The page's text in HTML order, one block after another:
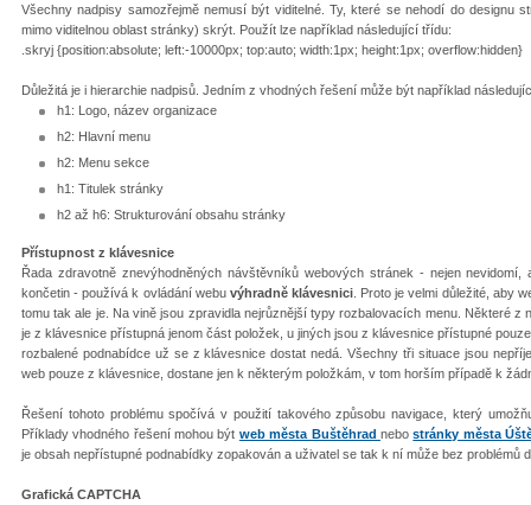
Všechny nadpisy samozřejmě nemusí být viditelné. Ty, které se nehodí do designu
mimo viditelnou oblast stránky) skrýt. Použít lze například následující třídu:
.skryj {position:absolute; left:-10000px; top:auto; width:1px; height:1px; overflow:hidden}
Důležitá je i hierarchie nadpisů. Jedním z vhodných řešení může být například
h1: Logo, název organizace
h2: Hlavní menu
h2: Menu sekce
h1: Titulek stránky
h2 až h6: Strukturování obsahu stránky
Přístupnost z klávesnice
Řada zdravotně znevýhodněných návštěvníků webových stránek - nejen
končetin - používá k ovládání webu výhradně klávesnici . Proto je velmi důležité, aby
tomu tak ale je. Na vině jsou zpravidla nejrůznější typy rozbalovacích menu. Některé
je z klávesnice přístupná jenom část položek, u jiných jsou z klávesnice přístupné
rozbalené podnabídce už se z klávesnice dostat nedá. Všechny tři situace jsou
web pouze z klávesnice, dostane jen k některým položkám, v tom horším případě k
Řešení tohoto problému spočívá v použití takového způsobu navigace, který
Příklady vhodného řešení mohou být web města Buštěhrad nebostránky města
je obsah nepřístupné podnabídky zopakován a uživatel se tak k ní může bez problémů
Grafická CAPTCHA